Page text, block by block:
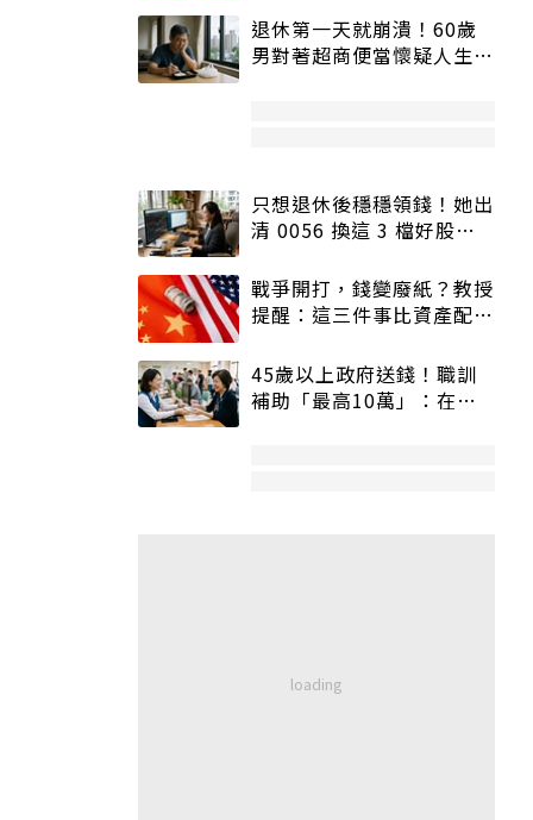
退休第一天就崩潰！60歲
男對著超商便當懷疑人生
只想退休後穩穩領錢！她出
清 0056 換這 3 檔好股：
戰爭開打，錢變廢紙？教授
提醒：這三件事比資產配置
45歲以上政府送錢！職訓
補助「最高10萬」：在